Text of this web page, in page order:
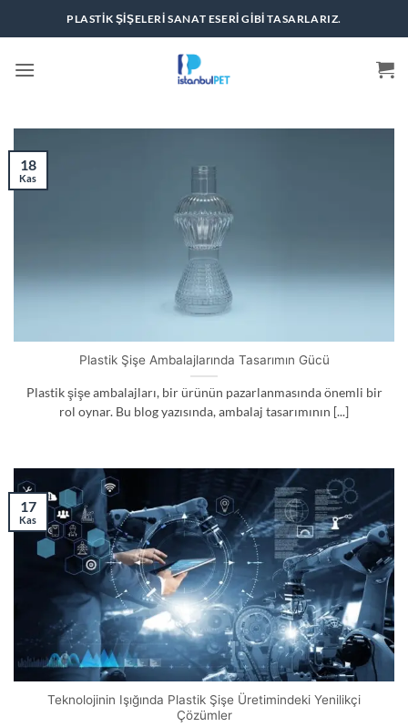
atla
PLASTIK ŞIŞELERI SANAT ESERI GIBI TASARLARIZ.
Plastik Şişe Ambalajlarında Tasarımın Gücü
Plastik şişe ambalajları, bir ürünün pazarlanmasında önemli bir
rol oynar. Bu blog yazısında, ambalaj tasarımının [...]
18
Kas
Teknolojinin Işığında Plastik Şişe Üretimindeki Yenilikçi
Çözümler
17
Kas